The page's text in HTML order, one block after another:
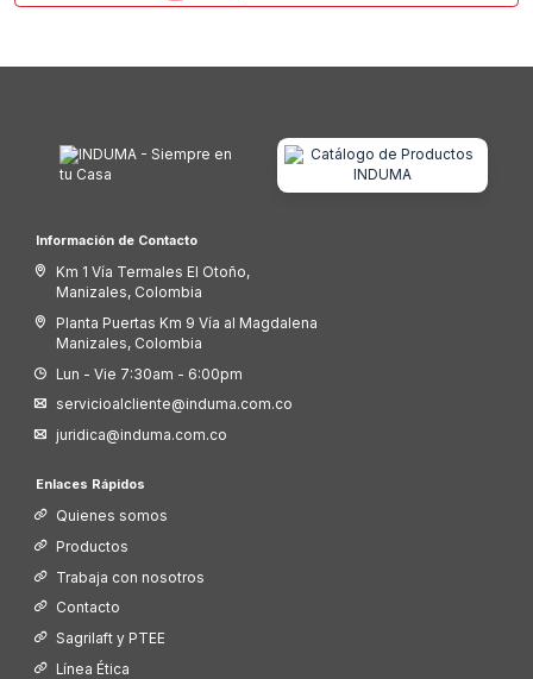
Información de Contacto
Km 1 Vía Termales El Otoño,
Manizales, Colombia
Planta Puertas Km 9 Vía al Magdalena
Manizales, Colombia
Lun - Vie 7:30am - 6:00pm
servicioalcliente@induma.com.co
juridica@induma.com.co
Enlaces Rápidos
Quienes somos
Productos
Trabaja con nosotros
Contacto
Sagrilaft y PTEE
Línea Ética